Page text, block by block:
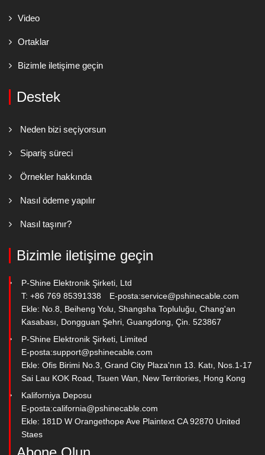
Video
Ortaklar
Bizimle iletişime geçin
Destek
Neden bizi seçiyorsun
Sipariş süreci
Örnekler hakkında
Nasıl ödeme yapılır
Nasıl taşınır?
Bizimle iletişime geçin
P-Shine Elektronik Şirketi, Ltd
T: +86 769 85391338
E-posta:service@pshinecable.com
Ekle: No.8, Beiheng Yolu, Shangsha Topluluğu, Chang'an
Kasabası, Dongguan Şehri, Guangdong, Çin. 523867
P-Shine Elektronik Şirketi, Limited
E-posta:support@pshinecable.com
Ekle: Ofis Birimi No.3, Grand City Plaza'nın 13. Katı, Nos.1-17
Sai Lau KOK Road, Tsuen Wan, New Territories, Hong Kong
Kaliforniya Deposu
E-posta:california@pshinecable.com
Ekle: 181D W Orangethope Ave Plaintext CA 92870 United
Staes